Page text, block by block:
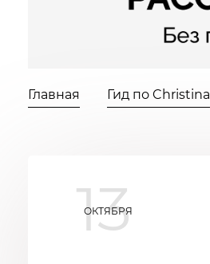
Главная Гид по Christina
13
ОКТЯБРЯ